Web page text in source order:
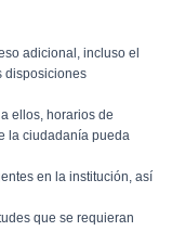
adicional, incluso el
disposiciones
ellos, horarios de
la ciudadanía pueda
en la institución, así
que se requieran